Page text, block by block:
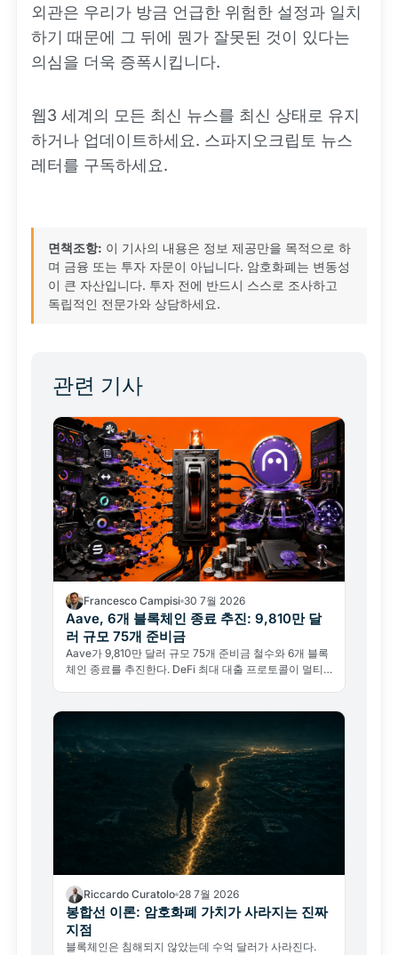
외관은 우리가 방금 언급한 위험한 설정과 일치
하기 때문에 그 뒤에 뭔가 잘못된 것이 있다는
의심을 더욱 증폭시킵니다.
웹3 세계의 모든 최신 뉴스를 최신 상태로 유지
하거나 업데이트하세요. 스파지오크립토 뉴스
레터를 구독하세요.
면책조항: 이 기사의 내용은 정보 제공만을 목적으로 하
며 금융 또는 투자 자문이 아닙니다. 암호화폐는 변동성
이 큰 자산입니다. 투자 전에 반드시 스스로 조사하고
독립적인 전문가와 상담하세요.
관련 기사
Francesco Campisi 30 7월 2026
Aave, 6개 블록체인 종료 추진: 9,810만 달
러 규모 75개 준비금
Aave가 9,810만 달러 규모 75개 준비금 철수와 6개 블록
체인 종료를 추진한다. DeFi 최대 대출 프로토콜이 멀티
Riccardo Curatolo 28 7월 2026
봉합선 이론: 암호화폐 가치가 사라지는 진짜
지점
블록체인은 침해되지 않았는데 수억 달러가 사라진다.